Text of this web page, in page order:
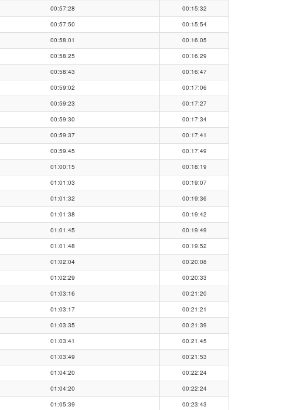
00:57:28
00:15:32
00:57:50
00:15:54
00:58:01
00:16:05
00:58:25
00:16:29
00:58:43
00:16:47
00:59:02
00:17:06
00:59:23
00:17:27
00:59:30
00:17:34
00:59:37
00:17:41
00:59:45
00:17:49
01:00:15
00:18:19
01:01:03
00:19:07
01:01:32
00:19:36
01:01:38
00:19:42
01:01:45
00:19:49
01:01:48
00:19:52
01:02:04
00:20:08
01:02:29
00:20:33
01:03:16
00:21:20
01:03:17
00:21:21
01:03:35
00:21:39
01:03:41
00:21:45
01:03:49
00:21:53
01:04:20
00:22:24
01:04:20
00:22:24
01:05:39 00:23:43